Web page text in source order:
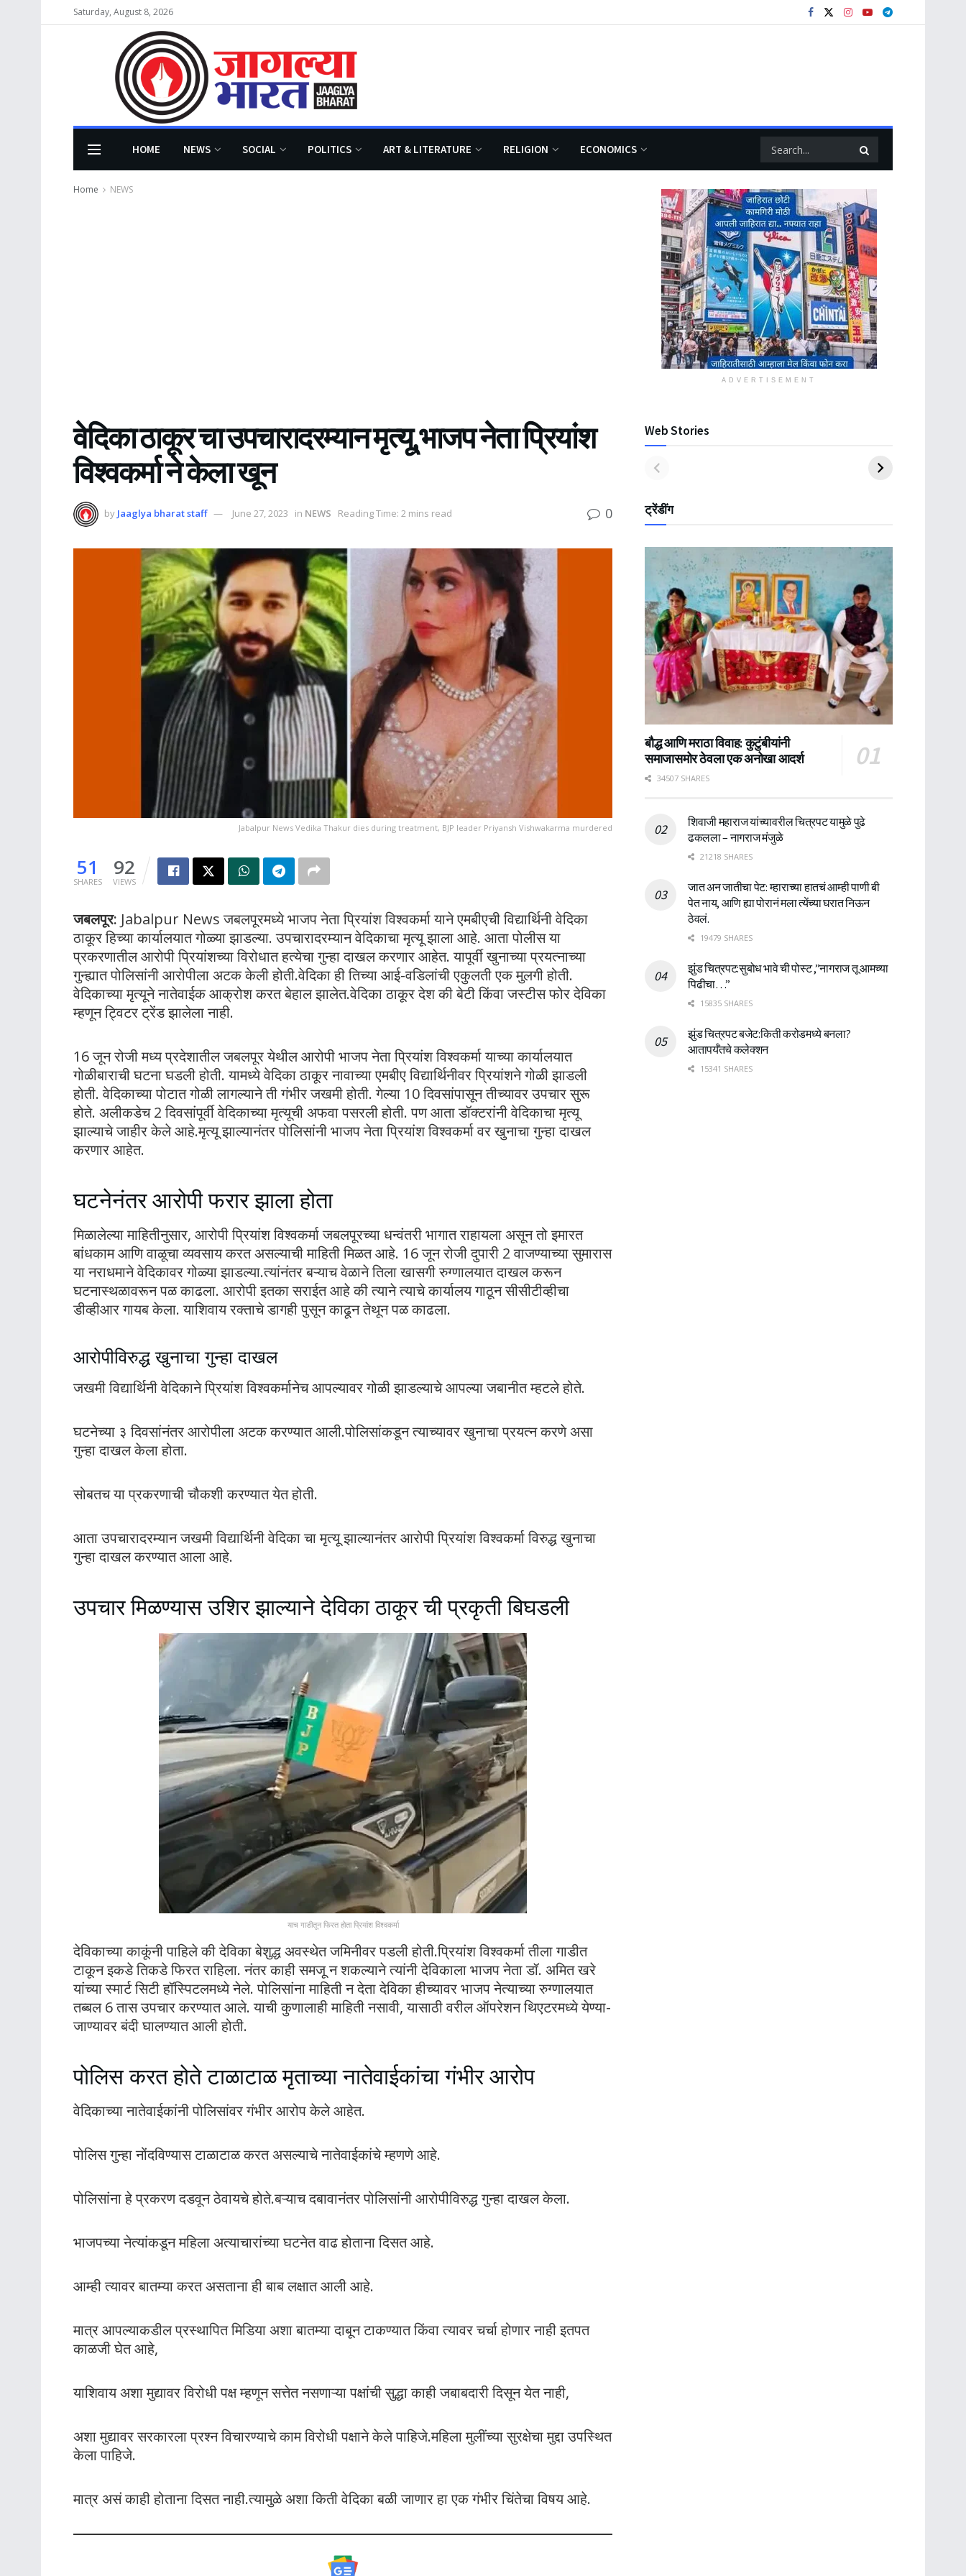
Saturday, August 8, 2026
HOME NEWS SOCIAL POLITICS ART & LITERATURE RELIGION ECONOMICS
Home NEWS
वेदिका ठाकूर चा उपचारादरम्यान मृत्यू,भाजप नेता प्रियांश
विश्वकर्मा ने केला खून
by Jaaglya bharat staff June 27, 2023 in NEWS Reading Time: 2 mins read 0
Jabalpur News Vedika Thakur dies during treatment, BJP leader Priyansh Vishwakarma murdered
51
SHARES
92
VIEWS
जबलपूर: Jabalpur News जबलपूरमध्ये भाजप नेता प्रियांश विश्वकर्मा याने एमबीएची विद्यार्थिनी वेदिका
ठाकूर हिच्या कार्यालयात गोळ्या झाडल्या. उपचारादरम्यान वेदिकाचा मृत्यू झाला आहे. आता पोलीस या
प्रकरणातील आरोपी प्रियांशच्या विरोधात हत्येचा गुन्हा दाखल करणार आहेत. यापूर्वी खुनाच्या प्रयत्नाच्या
गुन्ह्यात पोलिसांनी आरोपीला अटक केली होती.वेदिका ही तिच्या आई-वडिलांची एकुलती एक मुलगी होती.
वेदिकाच्या मृत्यूने नातेवाईक आक्रोश करत बेहाल झालेत.वेदिका ठाकूर देश की बेटी किंवा जस्टीस फोर देविका
म्हणून ट्विटर ट्रेंड झालेला नाही.
16 जून रोजी मध्य प्रदेशातील जबलपूर येथील आरोपी भाजप नेता प्रियांश विश्वकर्मा याच्या कार्यालयात
गोळीबाराची घटना घडली होती. यामध्ये वेदिका ठाकूर नावाच्या एमबीए विद्यार्थिनीवर प्रियांशने गोळी झाडली
होती. वेदिकाच्या पोटात गोळी लागल्याने ती गंभीर जखमी होती. गेल्या 10 दिवसांपासून तीच्यावर उपचार सुरू
होते. अलीकडेच 2 दिवसांपूर्वी वेदिकाच्या मृत्यूची अफवा पसरली होती. पण आता डॉक्टरांनी वेदिकाचा मृत्यू
झाल्याचे जाहीर केले आहे.मृत्यू झाल्यानंतर पोलिसांनी भाजप नेता प्रियांश विश्वकर्मा वर खुनाचा गुन्हा दाखल
करणार आहेत.
घटनेनंतर आरोपी फरार झाला होता
मिळालेल्या माहितीनुसार, आरोपी प्रियांश विश्वकर्मा जबलपूरच्या धन्वंतरी भागात राहायला असून तो इमारत
बांधकाम आणि वाळूचा व्यवसाय करत असल्याची माहिती मिळत आहे. 16 जून रोजी दुपारी 2 वाजण्याच्या सुमारास
या नराधमाने वेदिकावर गोळ्या झाडल्या.त्यांनंतर बऱ्याच वेळाने तिला खासगी रुग्णालयात दाखल करून
घटनास्थळावरून पळ काढला. आरोपी इतका सराईत आहे की त्याने त्याचे कार्यालय गाठून सीसीटीव्हीचा
डीव्हीआर गायब केला. याशिवाय रक्ताचे डागही पुसून काढून तेथून पळ काढला.
आरोपीविरुद्ध खुनाचा गुन्हा दाखल
जखमी विद्यार्थिनी वेदिकाने प्रियांश विश्वकर्मानेच आपल्यावर गोळी झाडल्याचे आपल्या जबानीत म्हटले होते.
घटनेच्या ३ दिवसांनंतर आरोपीला अटक करण्यात आली.पोलिसांकडून त्याच्यावर खुनाचा प्रयत्न करणे असा
गुन्हा दाखल केला होता.
सोबतच या प्रकरणाची चौकशी करण्यात येत होती.
आता उपचारादरम्यान जखमी विद्यार्थिनी वेदिका चा मृत्यू झाल्यानंतर आरोपी प्रियांश विश्वकर्मा विरुद्ध खुनाचा
गुन्हा दाखल करण्यात आला आहे.
उपचार मिळण्यास उशिर झाल्याने देविका ठाकूर ची प्रकृती बिघडली
याच गाडीतून फिरत होता प्रियांश विश्वकर्मा
देविकाच्या काकूंनी पाहिले की देविका बेशुद्ध अवस्थेत जमिनीवर पडली होती.प्रियांश विश्वकर्मा तीला गाडीत
टाकून इकडे तिकडे फिरत राहिला. नंतर काही समजू न शकल्याने त्यांनी देविकाला भाजप नेता डॉ. अमित खरे
यांच्या स्मार्ट सिटी हॉस्पिटलमध्ये नेले. पोलिसांना माहिती न देता देविका हीच्यावर भाजप नेत्याच्या रुग्णालयात
तब्बल 6 तास उपचार करण्यात आले. याची कुणालाही माहिती नसावी, यासाठी वरील ऑपरेशन थिएटरमध्ये येण्या-
जाण्यावर बंदी घालण्यात आली होती.
पोलिस करत होते टाळाटाळ मृताच्या नातेवाईकांचा गंभीर आरोप
वेदिकाच्या नातेवाईकांनी पोलिसांवर गंभीर आरोप केले आहेत.
पोलिस गुन्हा नोंदविण्यास टाळाटाळ करत असल्याचे नातेवाईकांचे म्हणणे आहे.
पोलिसांना हे प्रकरण दडवून ठेवायचे होते.बऱ्याच दबावानंतर पोलिसांनी आरोपीविरुद्ध गुन्हा दाखल केला.
भाजपच्या नेत्यांकडून महिला अत्याचारांच्या घटनेत वाढ होताना दिसत आहे.
आम्ही त्यावर बातम्या करत असताना ही बाब लक्षात आली आहे.
मात्र आपल्याकडील प्रस्थापित मिडिया अशा बातम्या दाबून टाकण्यात किंवा त्यावर चर्चा होणार नाही इतपत
काळजी घेत आहे,
याशिवाय अशा मुद्यावर विरोधी पक्ष म्हणून सत्तेत नसणाऱ्या पक्षांची सुद्धा काही जबाबदारी दिसून येत नाही,
अशा मुद्यावर सरकारला प्रश्न विचारण्याचे काम विरोधी पक्षाने केले पाहिजे.महिला मुलींच्या सुरक्षेचा मुद्दा उपस्थित
केला पाहिजे.
मात्र असं काही होताना दिसत नाही.त्यामुळे अशा किती वेदिका बळी जाणार हा एक गंभीर चिंतेचा विषय आहे.
ADVERTISEMENT
Web Stories
ट्रेंडींग
बौद्ध आणि मराठा विवाह: कुटुंबीयांनी
समाजासमोर ठेवला एक अनोखा आदर्श
34507 SHARES
शिवाजी महाराज यांच्यावरील चित्रपट यामुळे पुढे
ढकलला – नागराज मंजुळे
21218 SHARES
जात अन जातीचा पेट: म्हाराच्या हातचं आम्ही पाणी बी
पेत नाय, आणि ह्या पोरानं मला त्येंच्या घरात निऊन
ठेवलं.
19479 SHARES
झुंड चित्रपट:सुबोध भावे ची पोस्ट ,”नागराज तू आमच्या
पिढीचा…”
15835 SHARES
झुंड चित्रपट बजेट:किती करोडमध्ये बनला?
आतापर्यँतचे कलेक्शन
15341 SHARES